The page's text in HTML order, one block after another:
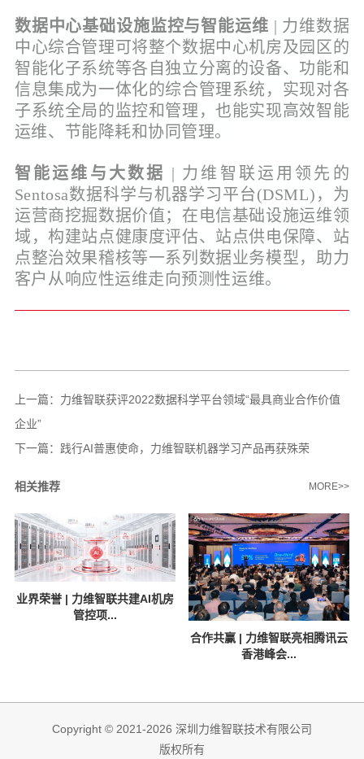
数据中心基础设施监控与智能运维 | 力维数据
中心综合管理可将整个数据中心机房及园区的
智能化子系统等各自独立分离的设备、功能和
信息集成为一体化的综合管理系统，实现对各
子系统全局的监控和管理，也能实现高效智能
运维、节能降耗和协同管理。
智能运维与大数据 | 力维智联运用领先的
Sentosa数据科学与机器学习平台(DSML)，为
运营商挖掘数据价值；在电信基础设施运维领
域，构建站点健康度评估、站点供电保障、站
点整治效果稽核等一系列数据业务模型，助力
客户从响应性运维走向预测性运维。
上一篇： 力维智联获评2022数据科学平台领域“最具商业合作价值
企业”
下一篇： 践行AI普惠使命，力维智联机器学习产品再获殊荣
相关推荐 MORE>>
业界荣誉 | 力维智联共建AI机房
管控项...
合作共赢 | 力维智联亮相腾讯云
香港峰会...
Copyright © 2021-2026 深圳力维智联技术有限公司
版权所有